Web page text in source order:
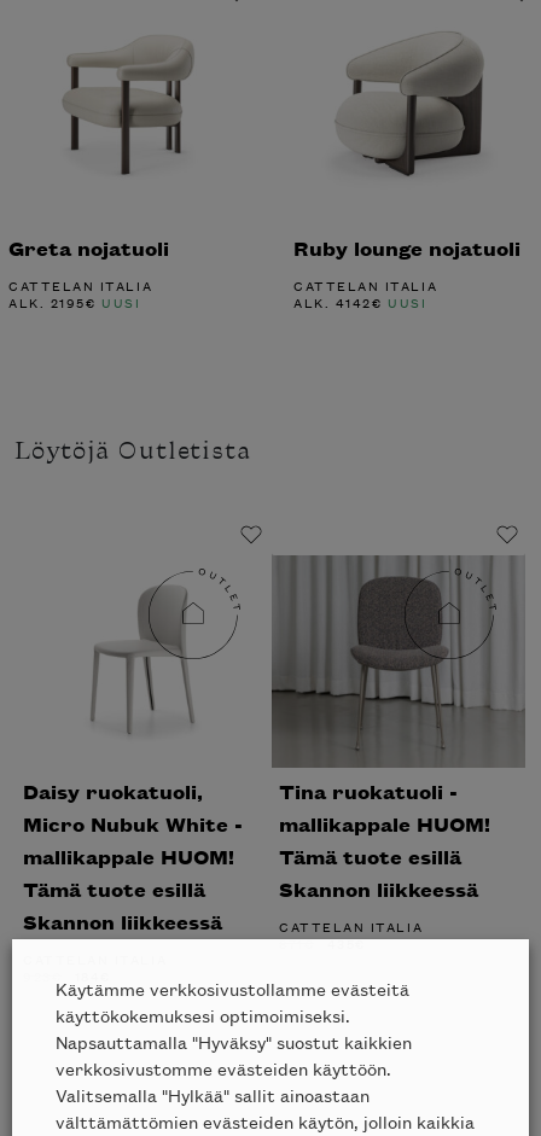
Greta nojatuoli
CATTELAN ITALIA
ALK. 2195€ UUSI
Ruby lounge nojatuoli
CATTELAN ITALIA
ALK. 4142€ UUSI
Löytöjä Outletista
Daisy ruokatuoli,
Micro Nubuk White -
mallikappale HUOM!
Tämä tuote esillä
Skannon liikkeessä
HINTA
OLI:
923€.
HINTA
ON:
184€.
Tina ruokatuoli -
mallikappale HUOM!
Tämä tuote esillä
Skannon liikkeessä
CATTELAN ITALIA
871€ ALKUPERÄINEN
871€.
435€NYKYINEN
435€.
Käytämme verkkosivustollamme evästeitä
käyttökokemuksesi optimoimiseksi.
Napsauttamalla "Hyväksy" suostut kaikkien
verkkosivustomme evästeiden käyttöön.
Valitsemalla "Hylkää" sallit ainoastaan
välttämättömien evästeiden käytön, jolloin kaikkia